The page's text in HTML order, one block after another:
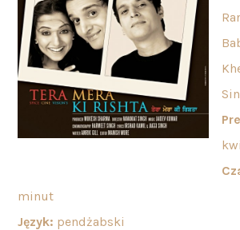
minut
Język: pendżabski